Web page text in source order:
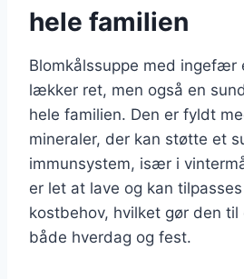
hele familien
Blomkålssuppe med ingefær
lækker ret, men også en
hele familien. Den er fyldt
mineraler, der kan støtte et
immunsystem, især i
er let at lave og kan
kostbehov, hvilket gør den
både hverdag og fest.